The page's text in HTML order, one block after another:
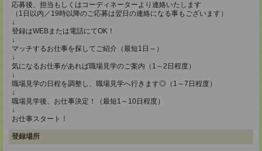
応募後、担当もしくはコーディネーターより連絡いたします
（1日以内／19時以降のご応募は翌日の連絡になる事もございます）
↓
登録はWEBまたは電話にてOK！
↓
マッチするお仕事を探してご紹介（最短1日～）
↓
気になるお仕事があれば職場見学のご案内（1～2日程度）
↓
職場見学の日程を調整し、職場見学へ行きます◎（1～7日程度）
↓
職場見学後、お仕事決定！（最短1～10日程度）
↓
お仕事スタート！
登録場所